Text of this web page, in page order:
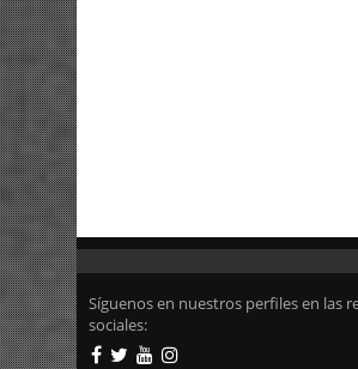
Síguenos en nuestros perfiles en las
sociales: